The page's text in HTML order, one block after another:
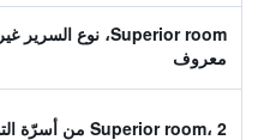
Superior room، نوع السرير غير
معروف
Superior room، 2 من أسرّة التوأم